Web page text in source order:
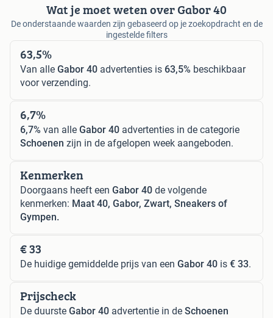
Wat je moet weten over Gabor 40
De onderstaande waarden zijn gebaseerd op je zoekopdracht en de
ingestelde filters
63,5%
Van alle Gabor 40 advertenties is 63,5% beschikbaar
voor verzending.
6,7%
6,7% van alle Gabor 40 advertenties in de categorie
Schoenen zijn in de afgelopen week aangeboden.
Kenmerken
Doorgaans heeft een Gabor 40 de volgende
kenmerken: Maat 40, Gabor, Zwart, Sneakers of
Gympen.
€ 33
De huidige gemiddelde prijs van een Gabor 40 is € 33.
Prijscheck
De duurste Gabor 40 advertentie in de Schoenen